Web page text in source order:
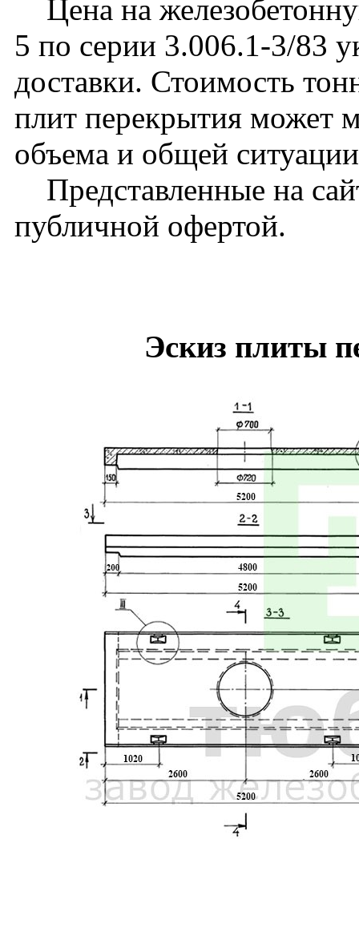
Цена на
5 по серии 3.006.1-3/83
доставки. Стоимость
плит перекрытия может
объема и общей
Представленные на
публичной офертой.
Эскиз плиты